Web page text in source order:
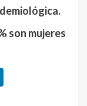
son mujeres